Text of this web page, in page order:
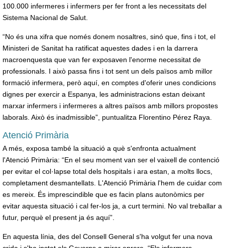
100.000 infermeres i infermers per fer front a les necessitats del
Sistema Nacional de Salut.
“No és una xifra que només donem nosaltres, sinó que, fins i tot, el
Ministeri de Sanitat ha ratificat aquestes dades i en la darrera
macroenquesta que van fer exposaven l'enorme necessitat de
professionals. I això passa fins i tot sent un dels països amb millor
formació infermera, però aquí, en comptes d'oferir unes condicions
dignes per exercir a Espanya, les administracions estan deixant
marxar infermers i infermeres a altres països amb millors propostes
laborals. Això és inadmissible”, puntualitza Florentino Pérez Raya.
Atenció Primària
A més, exposa també la situació a què s'enfronta actualment
l'Atenció Primària: “En el seu moment van ser el vaixell de contenció
per evitar el col·lapse total dels hospitals i ara estan, a molts llocs,
completament desmantellats. L'Atenció Primària l'hem de cuidar com
es mereix. És imprescindible que es facin plans autonòmics per
evitar aquesta situació i cal fer-los ja, a curt termini. No val treballar a
futur, perquè el present ja és aquí”.
En aquesta línia, des del Consell General s'ha volgut fer una nova